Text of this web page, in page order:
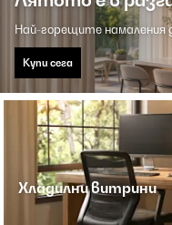
Най-горещите намаления
Купи сега
Хладилни витрини